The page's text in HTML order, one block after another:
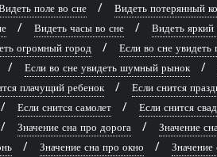
поле во сне Видеть потерянный
Видеть часы во сне Видеть яркий
огромный город
Если во сне увидеть
Если во сне увидеть шумный рынок
плачущий ребенок Если снится
Если снится самолет Если снится
Значение сна про дорога Значение
Значение сна про окно Значение